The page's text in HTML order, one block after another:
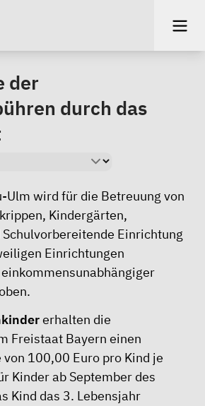
der
durch das
Ulm wird für die Betreuung von
Kindergärten,
Einrichtung
Einrichtungen
erhalten die
Freistaat Bayern einen
von 100,00 Euro pro Kind je
Kinder ab September des
Kind das 3. Lebensjahr